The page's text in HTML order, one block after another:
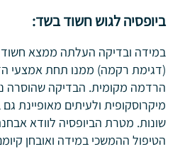
ביופסיה לגוש חשוד בשד:
במידה ובדיקה העלתה ממצא חשוד
(דגימת רקמה) ממנו תחת אמצעי
הרדמה מקומית. הבדיקה שהוסרה
מיקרוסקופית ולעיתים מאופיינת גם
שונות. מטרת הביופסיה לוודא
הטיפול ההמשכי במידה ואובחן